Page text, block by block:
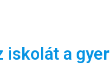
iskolát a